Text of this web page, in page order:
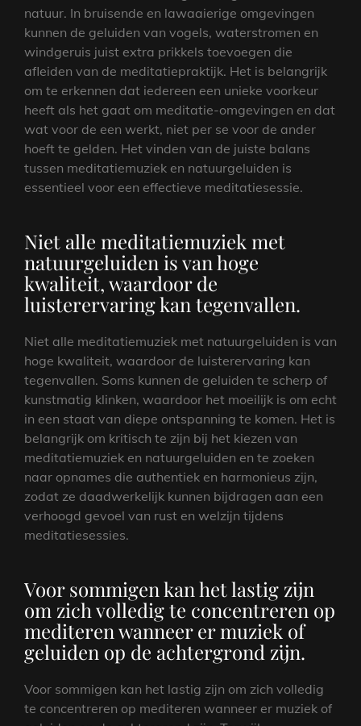
natuur. In bruisende en lawaaierige omgevingen
kunnen de geluiden van vogels, waterstromen en
windgeruis juist extra prikkels toevoegen die
afleiden van de meditatiepraktijk. Het is belangrijk
om te erkennen dat iedereen een unieke voorkeur
heeft als het gaat om meditatie-omgevingen en dat
wat voor de een werkt, niet per se voor de ander
hoeft te gelden. Het vinden van de juiste balans
tussen meditatiemuziek en natuurgeluiden is
essentieel voor een effectieve meditatiesessie.
Niet alle meditatiemuziek met
natuurgeluiden is van hoge
kwaliteit, waardoor de
luisterervaring kan tegenvallen.
Niet alle meditatiemuziek met natuurgeluiden is van
hoge kwaliteit, waardoor de luisterervaring kan
tegenvallen. Soms kunnen de geluiden te scherp of
kunstmatig klinken, waardoor het moeilijk is om echt
in een staat van diepe ontspanning te komen. Het is
belangrijk om kritisch te zijn bij het kiezen van
meditatiemuziek en natuurgeluiden en te zoeken
naar opnames die authentiek en harmonieus zijn,
zodat ze daadwerkelijk kunnen bijdragen aan een
verhoogd gevoel van rust en welzijn tijdens
meditatiesessies.
Voor sommigen kan het lastig zijn
om zich volledig te concentreren op
mediteren wanneer er muziek of
geluiden op de achtergrond zijn.
Voor sommigen kan het lastig zijn om zich volledig
te concentreren op mediteren wanneer er muziek of